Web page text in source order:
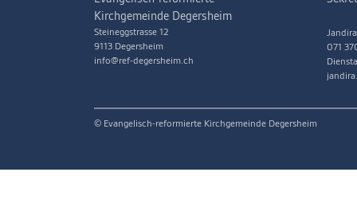
Kirchgemeinde Degersheim
Steineggstrasse 12
9113 Degersheim
info@ref-degersheim.ch
071
© Evangelisch-reformierte Kirchgemeinde Degersheim